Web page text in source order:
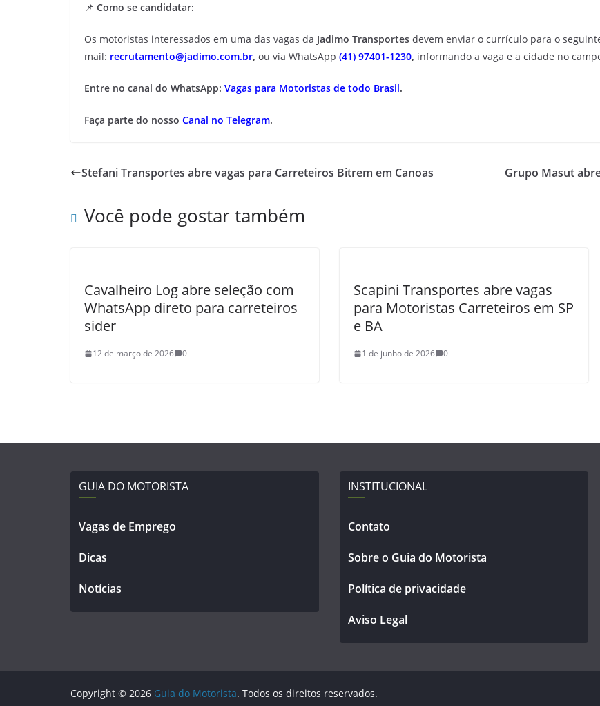
📌 Como se candidatar:
Os motoristas interessados em uma das vagas da Jadimo Transportes devem enviar o currículo para o
mail: recrutamento@jadimo.com.br, ou via WhatsApp (41) 97401-1230, informando a vaga e a cidade no
Entre no canal do WhatsApp: Vagas para Motoristas de todo Brasil.
Faça parte do nosso Canal no Telegram.
Stefani Transportes abre vagas para Carreteiros Bitrem em Canoas Grupo Masut
Você pode gostar também
Cavalheiro Log abre seleção com
WhatsApp direto para carreteiros
sider
12 de março de 2026 0
Scapini Transportes abre vagas
para Motoristas Carreteiros em SP
e BA
1 de junho de 2026 0
GUIA DO MOTORISTA
Vagas de Emprego
Dicas
Notícias
INSTITUCIONAL
Contato
Sobre o Guia do Motorista
Política de privacidade
Aviso Legal
Copyright © 2026 Guia do Motorista. Todos os direitos reservados.